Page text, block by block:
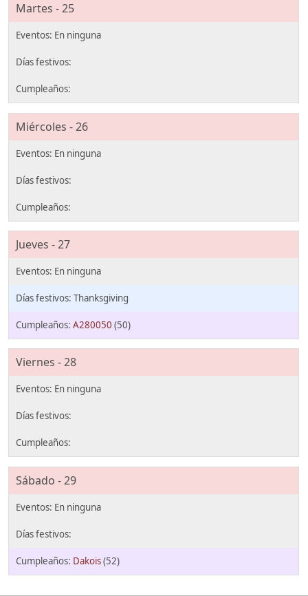
Martes - 25
Miércoles - 26
Jueves - 27
Thanksgiving
A280050 (50)
Viernes - 28
Sábado - 29
Dakois(52)